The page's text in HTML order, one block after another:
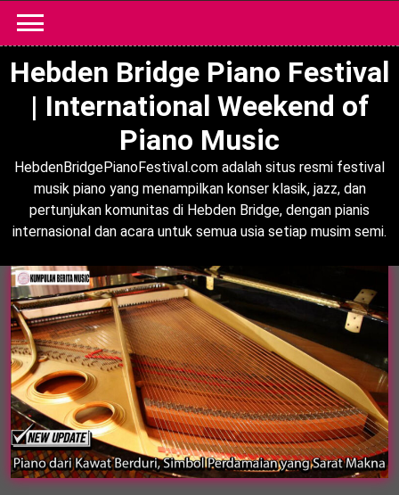
content
Hebden Bridge Piano Festival
| International Weekend of
Piano Music
HebdenBridgePianoFestival.com adalah situs resmi festival
musik piano yang menampilkan konser klasik, jazz, dan
pertunjukan komunitas di Hebden Bridge, dengan pianis
internasional dan acara untuk semua usia setiap musim semi.